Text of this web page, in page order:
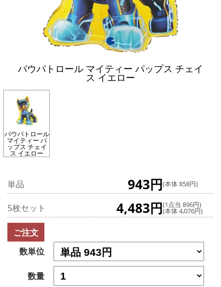
パウパトロール マイティー パップス チェイ
ス イエロー
パウパトロール
マイティー パ
ップス チェイ
ス イエロー
単品 943円(本体 858円)
5枚セット 4,483円(1点当 896円)
(本体 4,076円)
ご注文
数単位
数量